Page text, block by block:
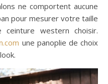
ne comportent aucune
pour mesurer votre taille
western choisir.
une panoplie de choix